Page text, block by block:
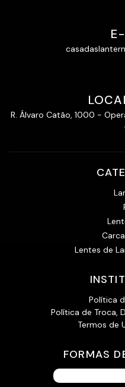
R. Álvaro Catão, 1000 -
Lentes de
Política
Política de Troca,
Termos de
FORMAS